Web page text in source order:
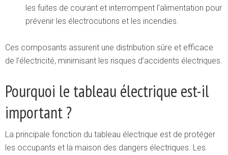
les fuites de courant et interrompent l’alimentation pour
prévenir les électrocutions et les incendies.
Ces composants assurent une distribution sûre et efficace
de l’électricité, minimisant les risques d’accidents électriques.
Pourquoi le tableau électrique est-il
important ?
La principale fonction du tableau électrique est de protéger
les occupants et la maison des dangers électriques. Les